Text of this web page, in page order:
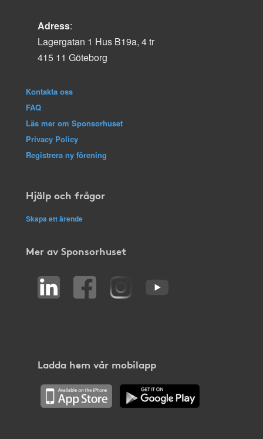
Adress:
Lagergatan 1 Hus B19a, 4 tr
415 11 Göteborg
Kontakta oss
FAQ
Läs mer om Sponsorhuset
Privacy Policy
Registrera ny förening
Hjälp och frågor
Skapa ett ärende
Mer av Sponsorhuset
Ladda hem vår mobilapp